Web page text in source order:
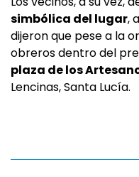
simbólica del lugar,
dijeron que pese a la
obreros dentro del
plaza de los
Lencinas, Santa Lucía.